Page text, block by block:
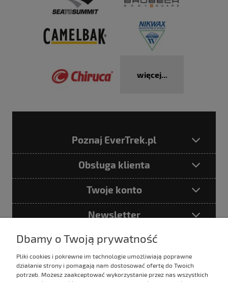
więcej...
Poznaj EverTrek.pl
Obsługa klienta
Twoje konto
Newsletter
Podając adres e-mail akceptujesz
Politykę prywatności
Dbamy o Twoją prywatność
Pliki cookies i pokrewne im technologie umożliwiają poprawne
działanie strony i pomagają nam dostosować ofertę do Twoich
potrzeb. Możesz zaakceptować wykorzystanie przez nas wszystkich